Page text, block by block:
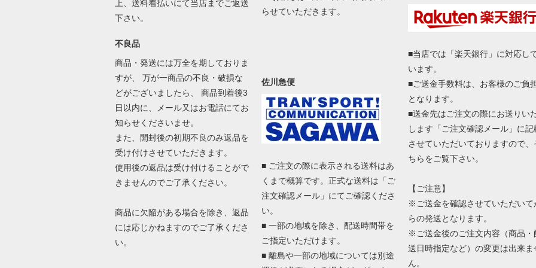
上、送料着払いにて当店までご返送
下さい。
不良品
商品・発送には万全を期しておりま
すが、 万が一商品の不良・破損な
どがございましたら、 商品到着後3
日以内に、メール又はお電話にてお
知らせくださいませ。
また、開封後の初期不良のみ返品を
受け付けさせていただきます。
使用後の返品は受け付けることがで
きませんのでご了承ください。
商品に欠陥がある場合を除き、返品
には応じかねますのでご了承くださ
い。
らせていただきます。
佐川急便
■ ご注文の際に表示される送料はあ
くまで概算です。正式な送料は「ご
注文確認メール」にてご確認くださ
い。
■ 一部の地域を除き、配送時間帯を
ご指定いただけます。
■ 離島や一部の地域については別途
■当店では「楽天銀行」に対応し
います。
■ご送金手数料は、お客様のご負
となります。
■送金先はご注文の際にお送りい
します「ご注文確認メール」に記
させていただいておりますので、
ちらをご覧下さい。
【ご注意】
※ご送金を確認させていただいて
らの発送となります。
※ご送金後のご注文内容（商品・
送日時指定など）の変更は出来ま
ん。